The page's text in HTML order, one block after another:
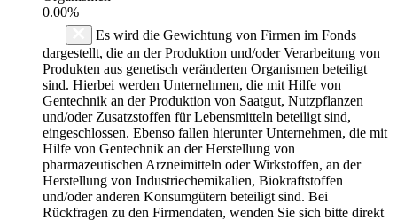
0.00%
Es wird die Gewichtung von Firmen im Fonds
dargestellt, die an der Produktion und/oder Verarbeitung von
Produkten aus genetisch veränderten Organismen beteiligt
sind. Hierbei werden Unternehmen, die mit Hilfe von
Gentechnik an der Produktion von Saatgut, Nutzpflanzen
und/oder Zusatzstoffen für Lebensmitteln beteiligt sind,
eingeschlossen. Ebenso fallen hierunter Unternehmen, die mit
Hilfe von Gentechnik an der Herstellung von
pharmazeutischen Arzneimitteln oder Wirkstoffen, an der
Herstellung von Industriechemikalien, Biokraftstoffen
und/oder anderen Konsumgütern beteiligt sind. Bei
Rückfragen zu den Firmendaten, wenden Sie sich bitte direkt